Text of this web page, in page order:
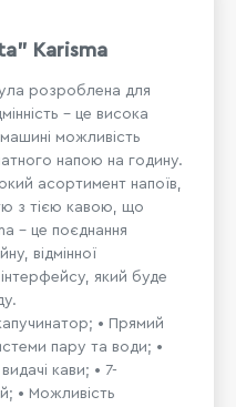
Karisma
розроблена для
- це висока
можливість
напою на годину.
асортимент напоїв,
з тією кавою, що
- це поєднання
відмінної
який буде
• Прямий
пару та води; •
кави; • 7-
• Можливість